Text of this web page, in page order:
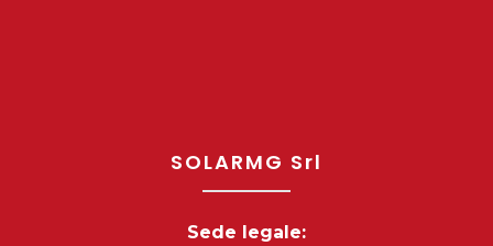
SOLARMG Srl
Sede legale: